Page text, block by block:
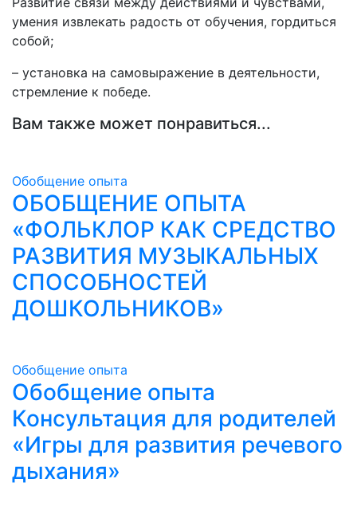
умения извлекать радость от обучения, гордиться
собой;
– установка на самовыражение в деятельности,
стремление к победе.
Вам также может понравиться...
Обобщение опыта
ОБОБЩЕНИЕ ОПЫТА
«ФОЛЬКЛОР КАК СРЕДСТВО
РАЗВИТИЯ МУЗЫКАЛЬНЫХ
СПОСОБНОСТЕЙ
ДОШКОЛЬНИКОВ»
Обобщение опыта
Обобщение опыта
Консультация для родителей
«Игры для развития речевого
дыхания»